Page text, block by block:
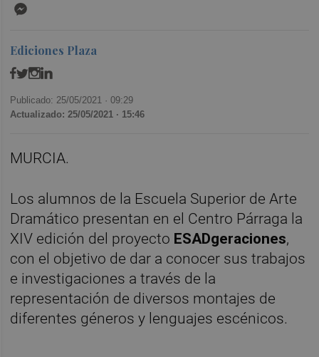
Ediciones Plaza
Publicado: 25/05/2021 ·09:29
Actualizado: 25/05/2021 · 15:46
MURCIA.
Los alumnos de la Escuela Superior de Arte
Dramático presentan en el Centro Párraga la
XIV edición del proyecto ESADgeraciones,
con el objetivo de dar a conocer sus trabajos
e investigaciones a través de la
representación de diversos montajes de
diferentes géneros y lenguajes escénicos.